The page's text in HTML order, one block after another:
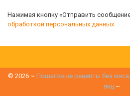
Нажимая кнопку «Отправить
обработкой персональных данных
© 2026~ Пошаговые рецепты без
яиц~